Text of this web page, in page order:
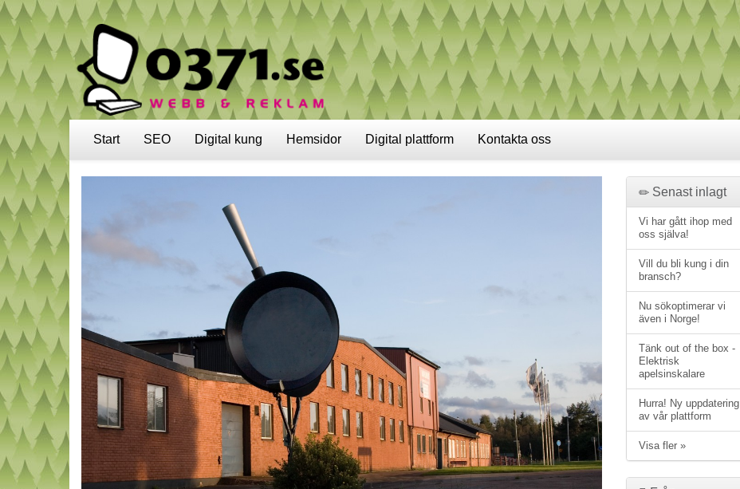
Start SEO Digital kung Hemsidor Digital plattform Kontakta oss
Senast inlagt
Vi har gått ihop med
oss själva!
Vill du bli kung i din
bransch?
Nu sökoptimerar vi
även i Norge!
Tänk out of the box -
Elektrisk
apelsinskalare
Hurra! Ny uppdatering
av vår plattform
Visa fler »